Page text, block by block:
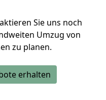
Sie uns noch
Umzug von
zu planen.
erhalten